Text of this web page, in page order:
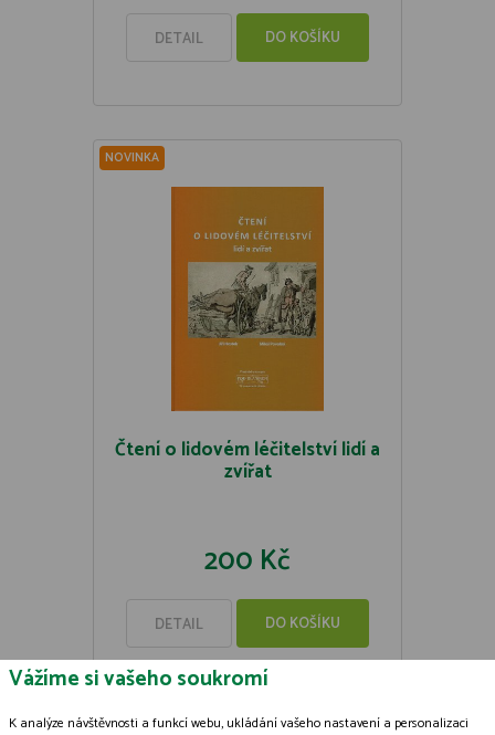
DETAIL DO KOŠÍKU
NOVINKA
Čtení o lidovém léčitelství lidí a
zvířat
200 Kč
DETAIL DO KOŠÍKU
Vážíme si vašeho soukromí
K analýze návštěvnosti a funkcí webu, ukládání vašeho nastavení a personalizaci